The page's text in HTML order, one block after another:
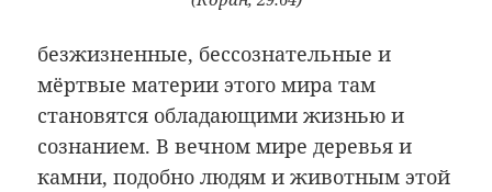
безжизненные, бессознательные и
мёртвые материи этого мира там
становятся обладающими жизнью и
сознанием. В вечном мире деревья и
камни, подобно людям и животным этой